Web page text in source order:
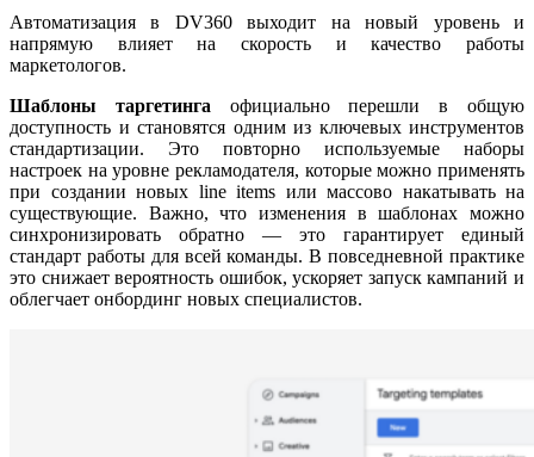
Автоматизация в DV360выходит на новый уровень и
напрямую влияет на скорость и качество работы
маркетологов.
Шаблоны таргетинга официально перешли в общую
доступность и становятся одним из ключевых инструментов
стандартизации. Это повторно используемые наборы
настроек на уровне рекламодателя, которые можно применять
при создании новых line items или массово накатывать на
существующие. Важно, что изменения в шаблонах можно
синхронизировать обратно — это гарантирует единый
стандарт работы для всей команды. В повседневной практике
это снижает вероятность ошибок, ускоряет запуск кампаний и
облегчает онбординг новых специалистов.